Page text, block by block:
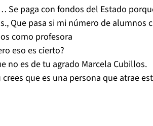
Se paga con fondos del Estado
Que pasa si mi número de alumnos
como profesora
eso es cierto?
no es de tu agrado Marcela Cubillos.
crees que es una persona que atrae